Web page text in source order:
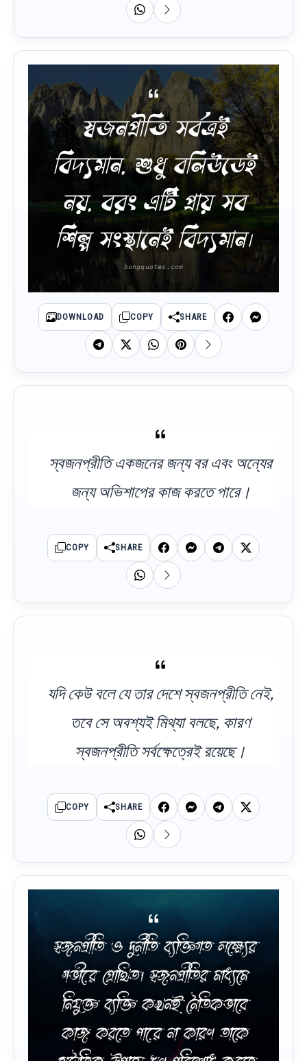
স্বজনপ্রীতি সর্বত্রই
বিদ্যমান, শুধু বলিউডেই
নয়, বরং এটি প্রায় সব
শিল্প সংস্থানেই বিদ্যমান।
DOWNLOAD COPY SHARE
স্বজনপ্রীতি একজনের জন্য বর এবং অন্যের
জন্য অভিশাপের কাজ করতে পারে।
COPY SHARE
যদি কেউ বলে যে তার দেশে স্বজনপ্রীতি নেই,
তবে সে অবশ্যই মিথ্যা বলছে, কারণ
স্বজনপ্রীতি সর্বক্ষেত্রেই রয়েছে।
COPY SHARE
স্বজনপ্রীতি ও দুর্নীতি ব্যক্তিগত লক্ষ্যের
গভীরে প্রোথিত। স্বজনপ্রীতির মাধ্যমে
নিযুক্ত ব্যক্তি কখনই নৈতিকভাবে
কাজ করতে পারে না কারণ তাকে